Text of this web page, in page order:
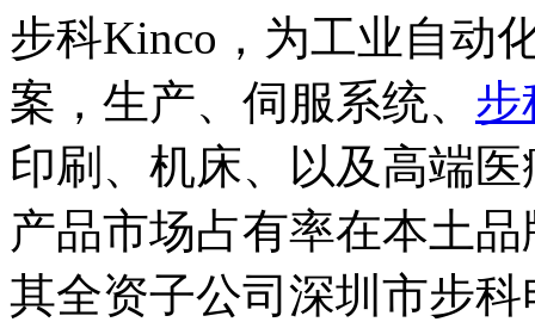
步科Kinco，为工业自动
案，生产、伺服系统、 步
印刷、机床、以及高端
产品市场占有率在本土
其全资子公司深圳市步